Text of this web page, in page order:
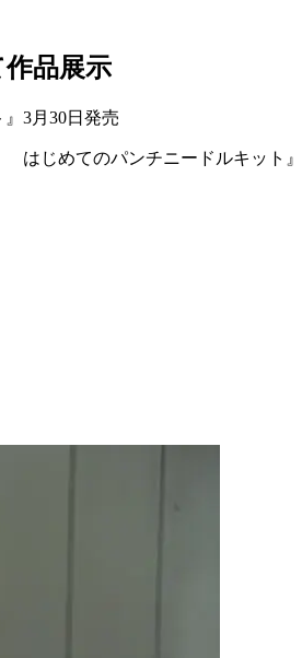
品展示
3月30日発売
じめてのパンチニードルキット